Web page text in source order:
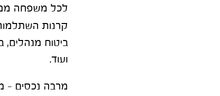
לכל משפחה
קרנות
ביטוח מנהלים,
ועוד.
מרבה נכסים –